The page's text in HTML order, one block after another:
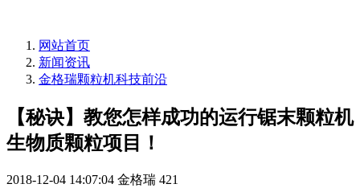
网站首页
新闻资讯
金格瑞颗粒机科技前沿
【秘诀】教您怎样成功的运行锯末颗粒机
生物质颗粒项目！
2018-12-04 14:07:04 金格瑞 421